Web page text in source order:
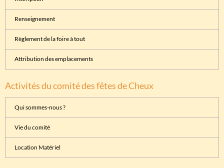
Renseignement
Règlement de la foire à tout
Attribution des emplacements
Activités du comité des fêtes de Cheux
Qui sommes-nous ?
Vie du comité
Location Matériel